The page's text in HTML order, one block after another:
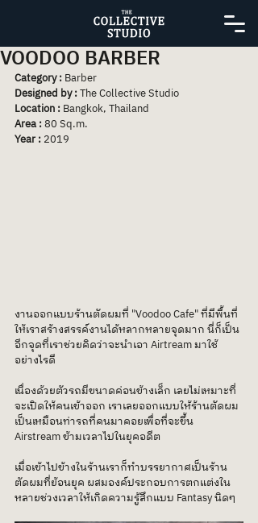
VOODOO BARBER
Category : Barber
Designed by : The Collective Studio
Location : Bangkok, Thailand
Area : 80 Sq.m.
Year : 2019
งานออกแบบร้านตัดผมที่ "Voodoo Cafe" ที่มีพื้นที่
ให้เราสร้างสรรค์งานได้หลากหลายจุดมาก นี่ก็เป็น
อีกจุดที่เราช่วยคิดว่าจะนำเอา Airtream มาใช้
อย่างไรดี
เนื่องด้วยตัวรถมีขนาดค่อนข้างเล็ก เลยไม่เหมาะที่
จะเปิดให้คนเข้าออก เราเลยออกแบบให้ร้านตัดผม
เป็นเหมือนท่ารถที่คนมาคอยเพื่อที่จะขึ้น
Airstream ข้ามเวลาไปในยุคอดีต
เมื่อเข้าไปข้างในร้านเราก็ทำบรรยากาศเป็นร้าน
ตัดผมที่ย้อนยุค ผสมองค์ประกอบการตกแต่งใน
หลายช่วงเวลาให้เกิดความรู้สึกแบบ Fantasy นิดๆ